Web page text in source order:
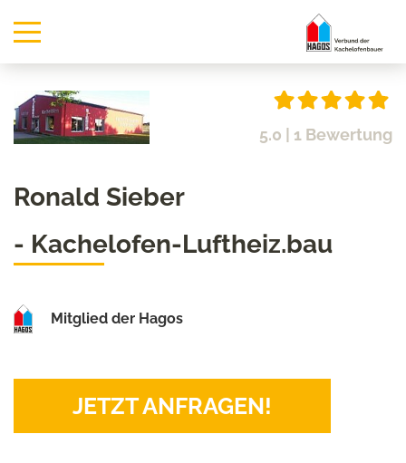
5.0 | 1 Bewertung
Ronald Sieber
- Kachelofen-Luftheiz.bau
Mitglied der Hagos
JETZT ANFRAGEN!